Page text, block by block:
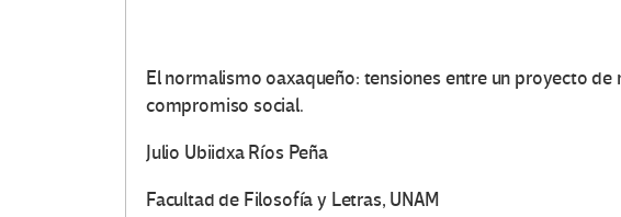
El normalismo oaxaqueño: tensiones entre un proyecto
compromiso social.
Julio Ubiidxa Ríos Peña
Facultad de Filosofía y Letras, UNAM